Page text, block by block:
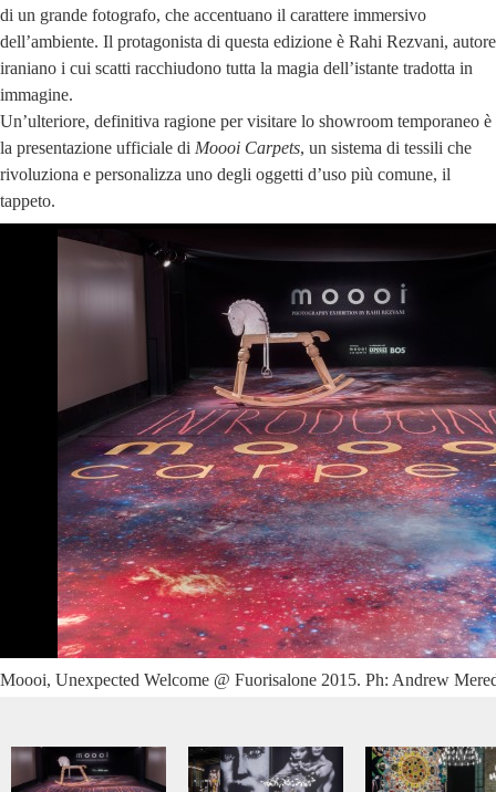
di un grande fotografo, che accentuano il carattere immersivo
dell’ambiente. Il protagonista di questa edizione è Rahi Rezvani, autore
iraniano i cui scatti racchiudono tutta la magia dell’istante tradotta in
immagine.
Un’ulteriore, definitiva ragione per visitare lo showroom temporaneo è
la presentazione ufficiale di Moooi Carpets, un sistema di tessili che
rivoluziona e personalizza uno degli oggetti d’uso più comune, il
tappeto.
Moooi, Unexpected Welcome @ Fuorisalone 2015. Ph: Andrew